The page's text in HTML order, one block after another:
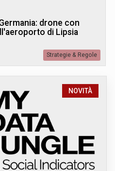
drone con
di Lipsia
Strategie & Regole
NOVITÀ